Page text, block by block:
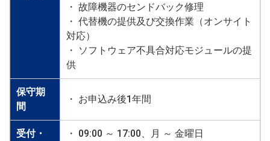
・ 故障機器のセンドバック修理
・ 代替機の提供及び交換作業（オンサイト
対応）
・ ソフトウェア不具合対応モジュールの提
供
保守期
間
・ お申込み後1年間
受付・
・ 09:00 ～ 17:00、月 ～ 金曜日